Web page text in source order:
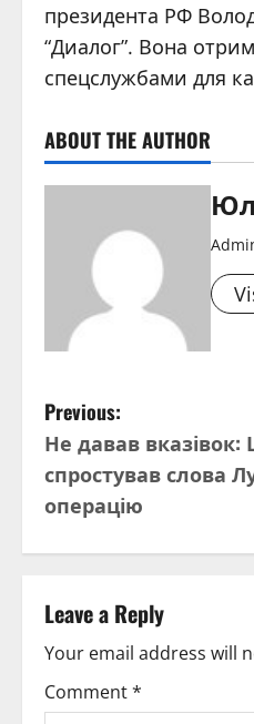
президента РФ
“Диалог”. Вона
спецслужбами для
ABOUT THE AUTHOR
P
o
s
t
n
a
v
Previous:
Не давав
спростував слова
операцію
Leave a Reply
Your email address will
Comment*